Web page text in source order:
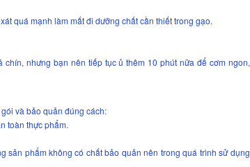
quá mạnh làm mất đi dưỡng chất cần thiết trong gạo.
nhưng bạn nên tiếp tục ủ thêm 10 phút nữa để cơm ngon,
và bảo quản đúng cách:
toàn thực phẩm.
sản phẩm không có chất bảo quản nên trong quá trình sử dụng